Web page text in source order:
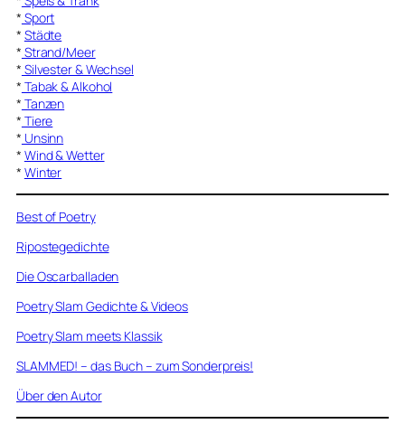
* Sport
* Städte
* Strand/Meer
* Silvester & Wechsel
* Tabak & Alkohol
* Tanzen
* Tiere
* Unsinn
* Wind & Wetter
* Winter
Best of Poetry
Ripostegedichte
Die Oscarballaden
Poetry Slam Gedichte & Videos
Poetry Slam meets Klassik
SLAMMED! – das Buch – zum Sonderpreis!
Über den Autor